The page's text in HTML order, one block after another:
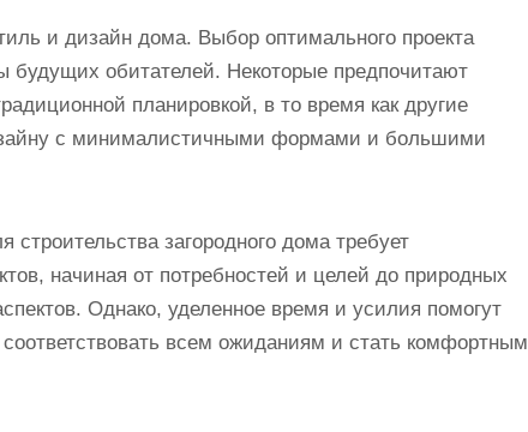
и дизайн дома. Выбор оптимального проекта
будущих обитателей. Некоторые предпочитают
планировкой, в то время как другие
с минималистичными формами и большими
строительства загородного дома требует
начиная от потребностей и целей до природных
Однако, уделенное время и усилия помогут
всем ожиданиям и стать комфортным